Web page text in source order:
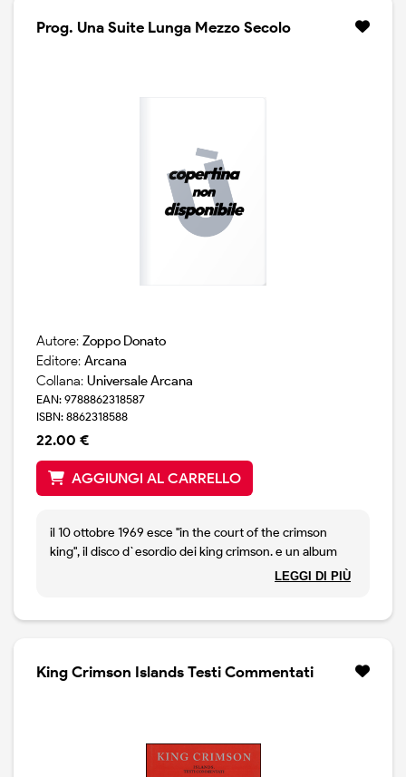
Prog. Una Suite Lunga Mezzo Secolo
Autore: Zoppo Donato
Editore: Arcana
Collana: Universale Arcana
EAN: 9788862318587
ISBN: 8862318588
22.00 €
AGGIUNGI AL CARRELLO
il 10 ottobre 1969 esce "in the court of the crimson
king", il disco d`esordio dei king crimson. e un album
rivoluzionario, che cambia il volto della storia del rock.
all`elettronica. yes, jethro tull, emerson lake & palmer,
genesis, gentle giant, soft machine, van der graaf
una significativa radice nella rivoluzione dei beatles.
l`europa diventa protagonista: anche germania, italia,
LEGGI DI PIÙ
King Crimson Islands Testi Commentati